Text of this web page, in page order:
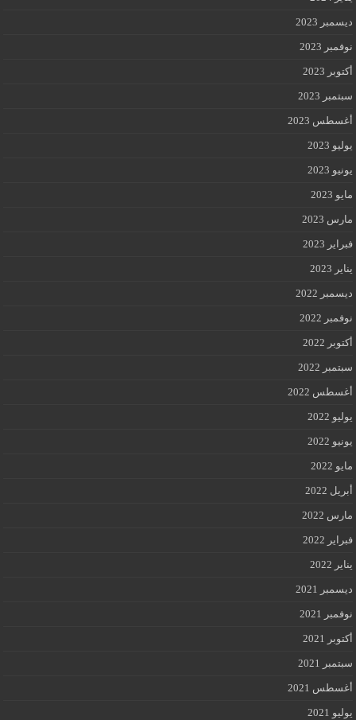
ديسمبر 2023
نوفمبر 2023
أكتوبر 2023
سبتمبر 2023
أغسطس 2023
يوليو 2023
يونيو 2023
مايو 2023
مارس 2023
فبراير 2023
يناير 2023
ديسمبر 2022
نوفمبر 2022
أكتوبر 2022
سبتمبر 2022
أغسطس 2022
يوليو 2022
يونيو 2022
مايو 2022
أبريل 2022
مارس 2022
فبراير 2022
يناير 2022
ديسمبر 2021
نوفمبر 2021
أكتوبر 2021
سبتمبر 2021
أغسطس 2021
يوليو 2021